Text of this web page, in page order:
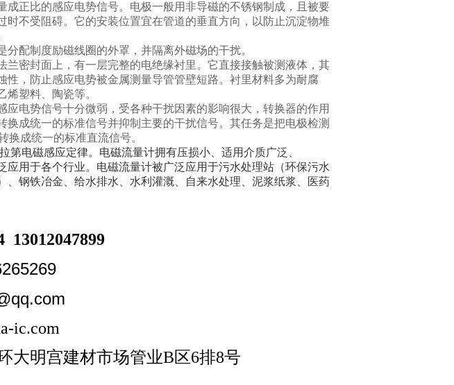
成正比的感应电势信号。电极一般用非导磁的不锈钢制成，且被要
时不受阻碍。它的安装位置宜在管道的垂直方向，以防止沉淀物堆
分配制度励磁线圈的外罩，并隔离外磁场的干扰。
兰密封面上，有一层完整的电绝缘衬里。它直接接触被测液体，其
性，防止感应电势被金属测量导管管壁短路。衬里材料多为耐腐
烯塑料、陶瓷等。
应电势信号十分微弱，受各种干扰因素的影响很大，转换器的作用
换成统一的标准信号并抑制主要的干扰信号。其任务是把电极检测
换成统一的标准直流信号。
第电磁感应定律。电磁流量计拥有压损小、适用介质广泛、
应用于各个行业。电磁流量计被广泛应用于污水处理站（环保污水
、钢铁冶金、给水排水、水利灌溉、自来水处理、泥浆纸浆、医药
13012047899
ic.com
大明宫建材市场管业B区6排8号